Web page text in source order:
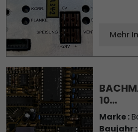
Mehr
10...
Marke :
Baujahr :